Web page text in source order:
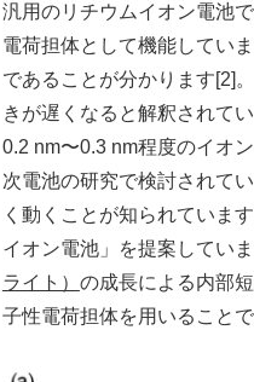
汎用のリチウムイオン電池
電荷担体として機能してい
であることが分かります[2]
きが遅くなると解釈されて
0.2 nm〜0.3 nm程度のイオ
次電池の研究で検討されて
く動くことが知られていま
イオン電池」を提案してい
ライト） の成長による内部
子性電荷担体を用いること